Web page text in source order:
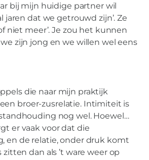
bij mijn huidige partner wil
jaren dat we getrouwd zijn’. Ze
niet meer’. Je zou het kunnen
zijn jong en we willen wel eens
die naar mijn praktijk
broer-zusrelatie. Intimiteit is
nog wel. Hoewel…
er vaak voor dat die
en de relatie, onder druk komt
zitten dan als ’t ware weer op